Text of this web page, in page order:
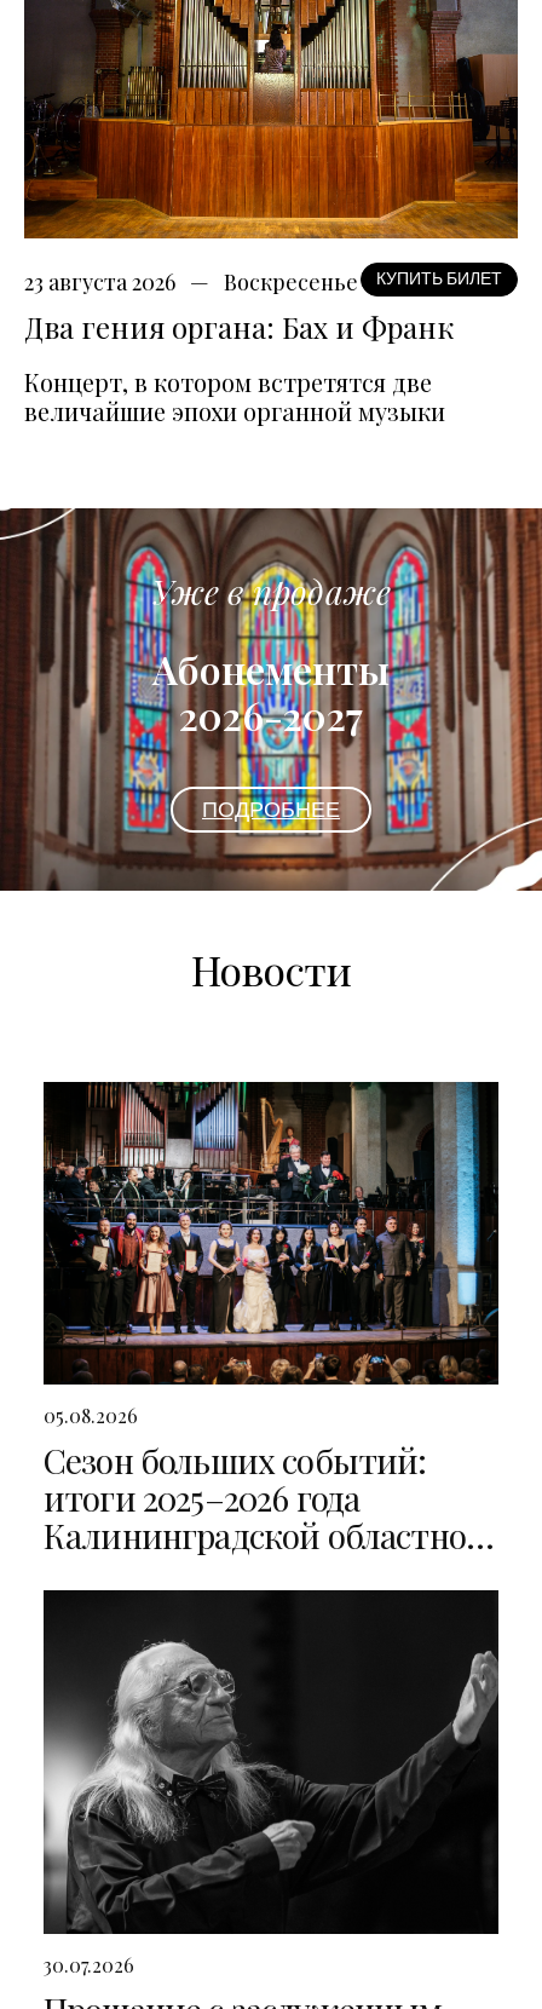
23 августа 2026 Воскресенье КУПИТЬ БИЛЕТ
Два гения органа: Бах и Франк
Концерт, в котором встретятся две
величайшие эпохи органной музыки
Уже в продаже
Абонементы
2026-2027
ПОДРОБНЕЕ
Новости
05.08.2026
Сезон больших событий:
итоги 2025–2026 года
Калининградской областной
30.07.2026